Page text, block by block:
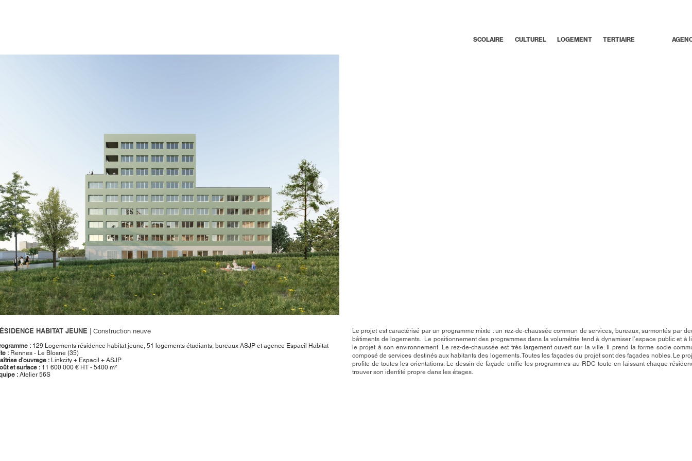
SCOLAIRE CULTUREL LOGEMENT TERTIAIRE
HABITAT JEUNE | Construction neuve
: 129 Logements résidence habitat jeune, 51 logements étudiants, bureaux ASJP et agence Espacil Habitat
: Rennes - Le Blosne (35)
d'ouvrage : Linkcity + Espacil + ASJP
et surface : 11 600 000 € HT - 5400 m²
: Atelier 56S
Le projet est caractérisé par un programme mixte : un rez-de-chaussée commun de services, bureaux, surmontés par
bâtiments de logements. Le positionnement des programmes dans la volumétrie tend à dynamiser l’espace public et à
le projet à son environnement. Le rez-de-chaussée est très largement ouvert sur la ville. Il prend la forme socle
composé de services destinés aux habitants des logements. Toutes les façades du projet sont des façades nobles. Le
profite de toutes les orientations. Le dessin de façade unifie les programmes au RDC toute en laissant chaque
trouver son identité propre dans les étages.